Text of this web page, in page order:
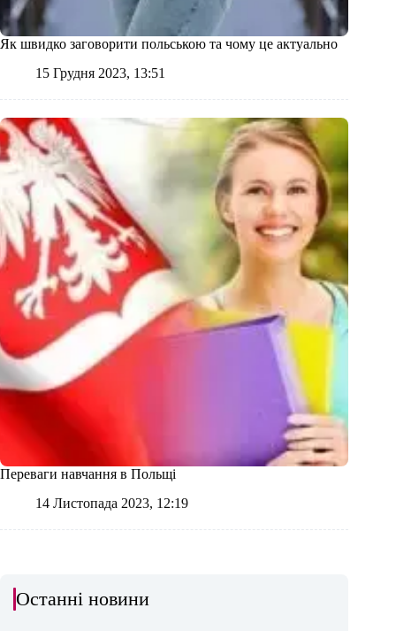
Як швидко заговорити польською та чому це актуально
15 Грудня 2023, 13:51
Переваги навчання в Польщі
14 Листопада 2023, 12:19
Останні новини